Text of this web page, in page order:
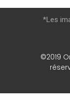
*Les
©2019